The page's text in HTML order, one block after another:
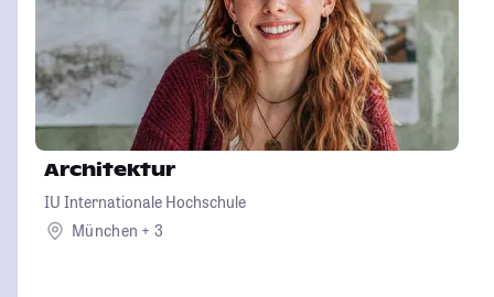
Architektur
IU Internationale Hochschule
München + 3